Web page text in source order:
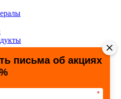
письма об акциях
*